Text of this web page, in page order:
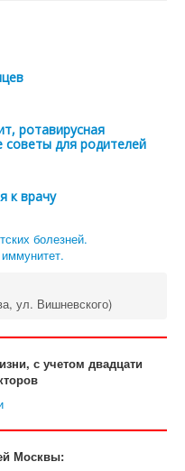
ротавирусная
советы для родителей
к врачу
болезней.
ул. Вишневского)
с учетом двадцати
Москвы: